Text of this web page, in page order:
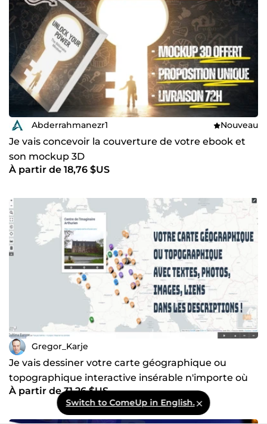
Abderrahmanezr1 Nouveau
Je vais concevoir la couverture de votre ebook et
son mockup 3D
À partir de 18,76 $US
Gregor_Karje
Je vais dessiner votre carte géographique ou
topographique interactive insérable n'importe où
sur le Web
À partir de 31,26 $US
Switch to ComeUp in English.